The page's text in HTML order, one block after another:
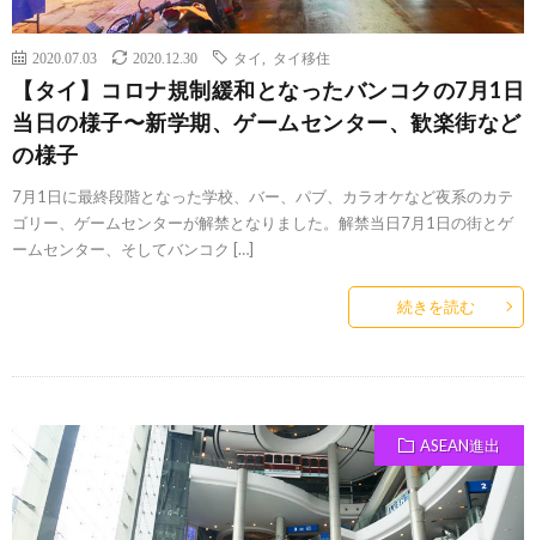
2020.07.03 2020.12.30 タイ タイ移住
【タイ】コロナ規制緩和となったバンコクの7月1日
当日の様子〜新学期、ゲームセンター、歓楽街など
の様子
7月1日に最終段階となった学校、バー、パブ、カラオケなど夜系のカテ
ゴリー、ゲームセンターが解禁となりました。解禁当日7月1日の街とゲ
ームセンター、そしてバンコク […]
続きを読む
ASEAN進出